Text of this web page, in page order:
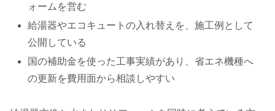
ォームを営む
給湯器やエコキュートの入れ替えを、施工例として
公開している
国の補助金を使った工事実績があり、省エネ機種へ
の更新を費用面から相談しやすい